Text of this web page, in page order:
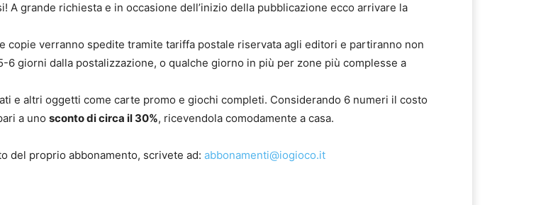
A grande richiesta e in occasione dell’inizio della pubblicazione ecco arrivare la
copie verranno spedite tramite tariffa postale riservata agli editori e partiranno non
giorni dalla postalizzazione, o qualche giorno in più per zone più complesse a
e altri oggetti come carte promo e giochi completi. Considerando 6 numeri il costo
a uno sconto di circa il 30%, ricevendola comodamente a casa.
del proprio abbonamento, scrivete ad: abbonamenti@iogioco.it